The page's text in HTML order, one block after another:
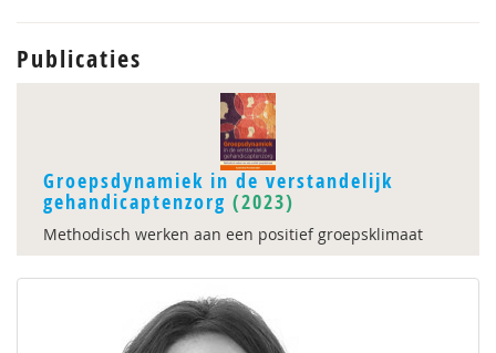
Publicaties
Groepsdynamiek in de verstandelijk
gehandicaptenzorg (2023)
Methodisch werken aan een positief groepsklimaat